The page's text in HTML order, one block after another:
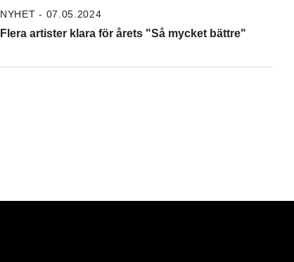
NYHET - 07.05.2024
Flera artister klara för årets "Så mycket bättre"